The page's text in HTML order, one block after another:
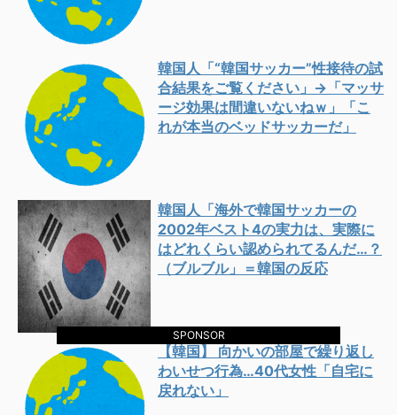
SPONSOR
韓国人「“韓国サッカー”性接待の試
合結果をご覧ください」→「マッサ
ージ効果は間違いないねｗ」「こ
れが本当のベッドサッカーだ」
韓国人「海外で韓国サッカーの
2002年ベスト4の実力は、実際に
はどれくらい認められてるんだ…？
（ブルブル」＝韓国の反応
【韓国】 向かいの部屋で繰り返し
わいせつ行為…40代女性「自宅に
戻れない」